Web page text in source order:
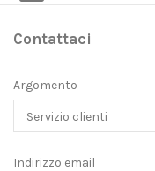
Contattaci
Argomento
Indirizzo email